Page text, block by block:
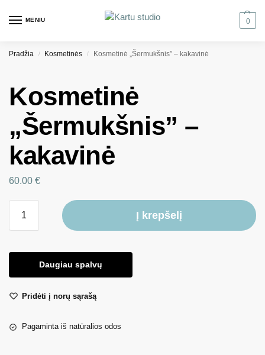
MENIU 0
Pradžia / Kosmetinės / Kosmetinė „Šermukšnis” – kakavinė
Kosmetinė
„Šermukšnis” –
kakavinė
60.00 €
Į krepšelį
Daugiau spalvų
Pridėti į norų sąrašą
Pagaminta iš natūralios odos